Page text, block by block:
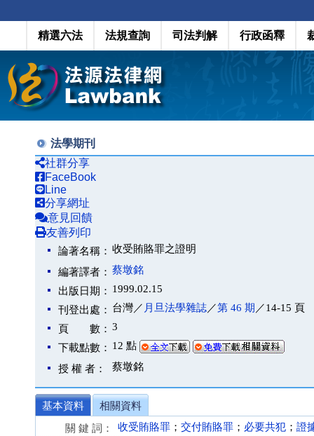
精選六法 法規查詢 司法判解 行政函釋
法學期刊
社群分享
FaceBook
Line
分享網址
意見回饋
友善列印
論著名稱： 收受賄賂罪之證明
編著譯者： 蔡墩銘
出版日期： 1999.02.15
刊登出處： 台灣／ 月旦法學雜誌／第 46 期 ／14-15 頁
頁 數： 3
下載點數： 12 點
授 權 者： 蔡墩銘
基本資料
相關資料
關 鍵 詞：
收受賄賂罪 ； 交付賄賂罪 ； 必要共犯 ； 證